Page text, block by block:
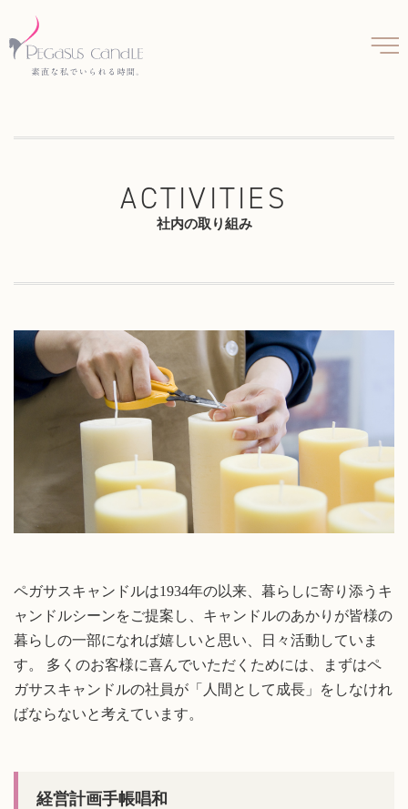
社内の取り組み
ACTIVITIES
ペガサスキャンドルは1934年の以来、暮らしに寄り添うキ
ャンドルシーンをご提案し、キャンドルのあかりが皆様の
暮らしの一部になれば嬉しいと思い、日々活動していま
す。 多くのお客様に喜んでいただくためには、まずはペ
ガサスキャンドルの社員が「人間として成長」をしなけれ
ばならないと考えています。
経営計画手帳唱和